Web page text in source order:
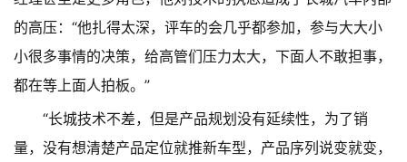
的高压：“他扎得太深，评车的会几乎都参加，参与大大小
小很多事情的决策，给高管们压力太大，下面人不敢担事，
都在等上面人拍板。”
“长城技术不差，但是产品规划没有延续性，为了销
量，没有想清楚产品定位就推新车型，产品序列说变就变，